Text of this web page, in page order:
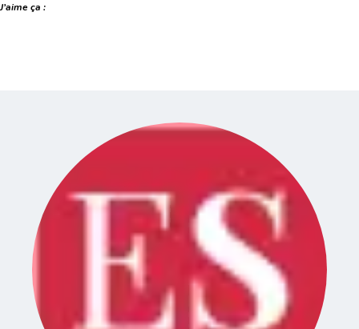
J’aime ça :